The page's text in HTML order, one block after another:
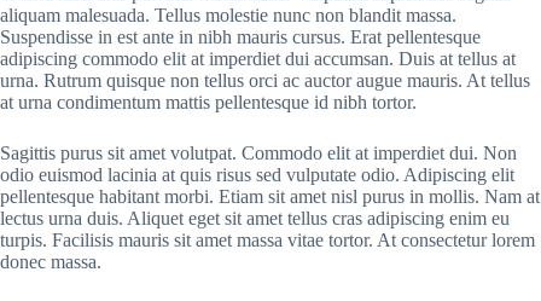
aliquam malesuada. Tellus molestie nunc non blandit massa.
Suspendisse in est ante in nibh mauris cursus. Erat pellentesque
adipiscing commodo elit at imperdiet dui accumsan. Duis at tellus at
urna. Rutrum quisque non tellus orci ac auctor augue mauris. At tellus
at urna condimentum mattis pellentesque id nibh tortor.
Sagittis purus sit amet volutpat. Commodo elit at imperdiet dui. Non
odio euismod lacinia at quis risus sed vulputate odio. Adipiscing elit
pellentesque habitant morbi. Etiam sit amet nisl purus in mollis. Nam at
lectus urna duis. Aliquet eget sit amet tellus cras adipiscing enim eu
turpis. Facilisis mauris sit amet massa vitae tortor. At consectetur lorem
donec massa.